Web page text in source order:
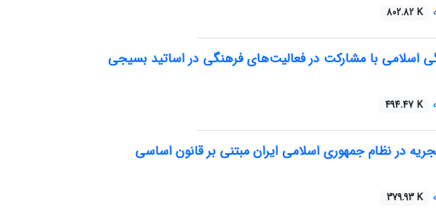
802.82 K
اسلامی با مشارکت در فعالیت‌های فرهنگی در اساتید بسیجی
494.47 K
در نظام جمهوری اسلامی ایران مبتنی بر قانون اساسی
379.93 K